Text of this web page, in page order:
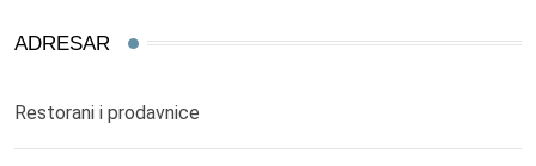
ADRESAR
Restorani i prodavnice